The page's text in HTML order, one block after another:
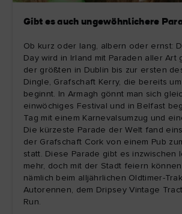
Gibt es auch ungewöhnlichere
Ob kurz oder lang, albern oder ernst:
Day wird in Irland mit Paraden aller Art
der größten in Dublin bis zur ersten
Dingle, Grafschaft Kerry, die bereits
beginnt. In Armagh gönnt man sich
einwöchiges Festival und in Belfast
Tag mit einem Karnevalsumzug und
Die kürzeste Parade der Welt fand
der Grafschaft Cork von einem Pub
statt. Diese Parade gibt es inzwischen
mehr, doch mit der Stadt feiern
nämlich beim alljährlichen Oldtimer-
Autorennen, dem Dripsey Vintage
Run.